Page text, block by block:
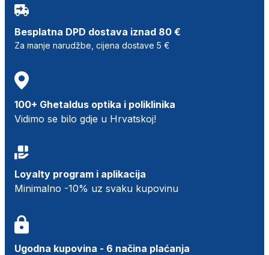
Besplatna DPD dostava iznad 80 €
Za manje narudžbe, cijena dostave 5 €
100+ Ghetaldus optika i poliklinika
Vidimo se bilo gdje u Hrvatskoj!
Loyalty program i aplikacija
Minimalno -10% uz svaku kupovinu
Ugodna kupovina - 6 načina plaćanja